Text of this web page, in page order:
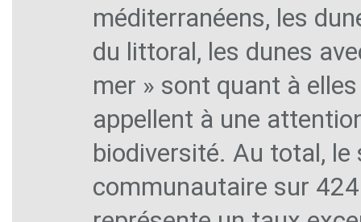
méditerranéens, les
du littoral, les dunes
mer » sont quant à
appellent à une
biodiversité. Au total,
communautaire sur